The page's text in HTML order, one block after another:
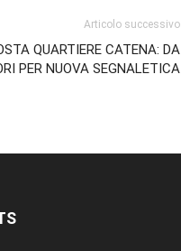
Articolo successivo
QUARTIERE CATENA: DA
PER NUOVA SEGNALETICA